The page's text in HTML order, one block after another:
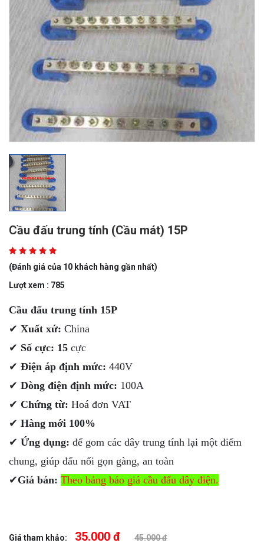
Cầu đấu trung tính (Cầu mát) 15P
(Đánh giá của 10 khách hàng gần nhất)
Lượt xem : 785
Cầu đấu trung tính 15P
✔ Xuất xứ: China
✔ Số cực: 15 cực
✔ Điện áp định mức: 440V
✔ Dòng điện định mức: 100A
✔ Chứng từ: Hoá đơn VAT
✔ Hàng mới 100%
✔ Ứng dụng: để gom các dây trung tính lại một điểm
chung, giúp đấu nối gọn gàng, an toàn
✔Giá bán: Theo bảng báo giá cầu đấu dây điện.
Giá tham khảo: 35.000 đ 45.000 đ